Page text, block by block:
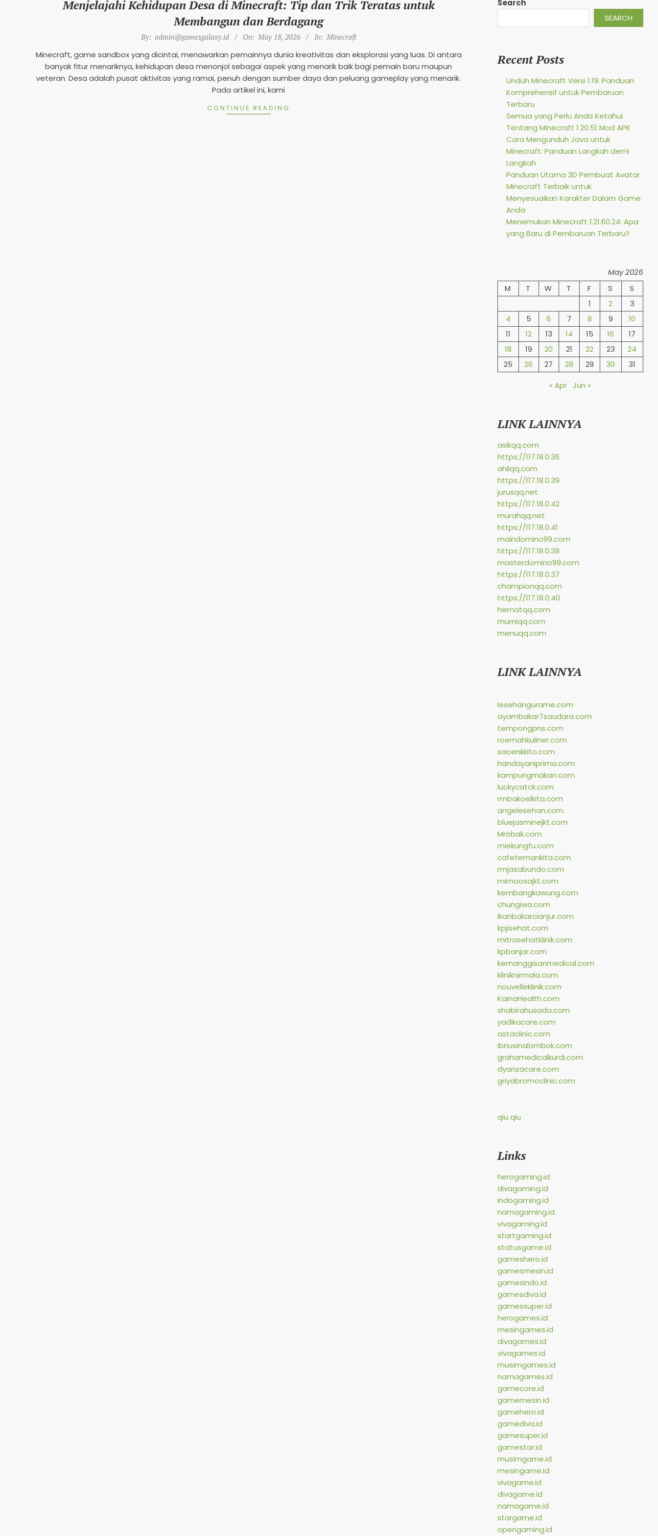
e
g
e
n
d
s
M
o
Menjelajahi Kehidupan Desa di Minecraft: Tip dan Trik Teratas untuk
Membangun dan Berdagang
By: admin@gamesgalaxy.id On: May 18, 2026 In: Minecraft
Minecraft, game sandbox yang dicintai, menawarkan pemainnya dunia kreativitas dan eksplorasi yang luas. Di antara
banyak fitur menariknya, kehidupan desa menonjol sebagai aspek yang menarik baik bagi pemain baru maupun
veteran. Desa adalah pusat aktivitas yang ramai, penuh dengan sumber daya dan peluang gameplay yang menarik.
Pada artikel ini, kami
CONTINUE READING
Search
SEARCH
Recent Posts
Unduh Minecraft Versi 1.19: Panduan
Komprehensif untuk Pembaruan
Terbaru
Semua yang Perlu Anda Ketahui
Tentang Minecraft 1.20.51 Mod APK
Cara Mengunduh Java untuk
Minecraft: Panduan Langkah demi
Langkah
Panduan Utama 3D Pembuat Avatar
Minecraft Terbaik untuk
Menyesuaikan Karakter Dalam Game
Anda
Menemukan Minecraft 1.21.60.24: Apa
yang Baru di Pembaruan Terbaru?
May 2026
M
T W T F S
S
1
2
3
4
5 6 7 8 9
10
11
12 13 14 15 16
17
18
19 20 21 22 23
24
25
26 27 28 29 30 31
« Apr Jun »
LINK LAINNYA
asikqq.com
https://117.18.0.36
ahliqq.com
https://117.18.0.39
jurusqq.net
https://117.18.0.42
murahqq.net
https://117.18.0.41
maindomino99.com
https://117.18.0.38
masterdomino99.com
https://117.18.0.37
championqq.com
https://117.18.0.40
hematqq.com
murniqq.com
menuqq.com
LINK LAINNYA
lesehangurame.com
ayambakar7saudara.com
tempongpns.com
roemahkuliner.com
saoenkkito.com
handayaniprima.com
kampungmakan.com
luckycatck.com
rmbakoelkita.com
angelesehan.com
bluejasminejkt.com
Mrobak.com
miekungfu.com
cafetemankita.com
rmjasabundo.com
mimoosajkt.com
kembangkawung.com
chungiwa.com
ikanbakarcianjur.com
kpjisehat.com
mitrasehatklinik.com
kpbanjar.com
kemanggisanmedical.com
kliniknirmala.com
nouvelleklinik.com
KainaHealth.com
shabirahusada.com
yadikacare.com
astaclinic.com
ibnusinalombok.com
grahamedicalkurdi.com
dyanzacare.com
griyabromoclinic.com
qiu qiu
Links
herogaming.id
divagaming.id
indogaming.id
namagaming.id
vivagaming.id
startgaming.id
statusgame.id
gameshero.id
gamesmesin.id
gamesindo.id
gamesdiva.id
gamessuper.id
herogames.id
mesingames.id
divagames.id
vivagames.id
musimgames.id
namagames.id
gamecore.id
gamemesin.id
gamehero.id
gamediva.id
gamesuper.id
gamestar.id
musimgame.id
mesingame.id
vivagame.id
divagame.id
namagame.id
stargame.id
opengaming.id